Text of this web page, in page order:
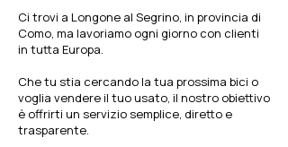
Ci trovi a Longone al Segrino, in provincia di
Como, ma lavoriamo ogni giorno con clienti
in tutta Europa.
Che tu stia cercando la tua prossima bici o
voglia vendere il tuo usato, il nostro obiettivo
è offrirti un servizio semplice, diretto e
trasparente.